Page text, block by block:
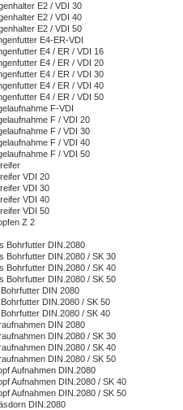
E2 / VDI 30
E2 / VDI 40
E2 / VDI 50
E4-ER-VDI
E4 / ER / VDI 16
E4 / ER / VDI 20
E4 / ER / VDI 30
E4 / ER / VDI 40
E4 / ER / VDI 50
F-VDI
F / VDI 20
F / VDI 30
F / VDI 40
F / VDI 50
VDI 20
VDI 30
VDI 40
VDI 50
Z 2
Bohrfutter DIN.2080
Bohrfutter DIN.2080 / SK 30
Bohrfutter DIN.2080 / SK 40
Bohrfutter DIN.2080 / SK 50
DIN 2080
DIN.2080 / SK 50
DIN.2080 / SK 40
DIN 2080
DIN.2080 / SK 30
DIN.2080 / SK 40
DIN.2080 / SK 50
Aufnahmen DIN.2080
Aufnahmen DIN.2080 / SK 40
Aufnahmen DIN.2080 / SK 50
DIN.2080